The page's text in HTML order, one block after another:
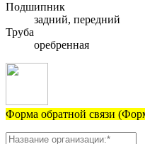
Подшипник
задний, передний
Труба
оребренная
Форма обратной связи